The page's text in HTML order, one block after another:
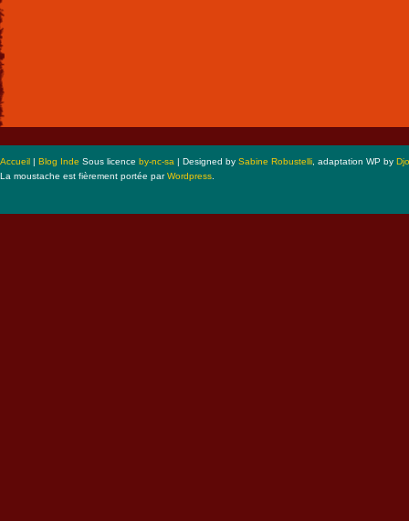
Accueil | Blog Inde Sous licence by-nc-sa | Designed by Sabine Robustelli , adaptation WP by
La moustache est fièrement portée parWordpress